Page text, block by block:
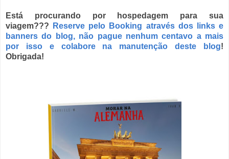
Está procurando por hospedagem para sua
viagem???
Reserve pelo Booking através dos links e
banners do blog, não pague nenhum centavo a mais
por isso e colabore na manutenção deste blog!
Obrigada!